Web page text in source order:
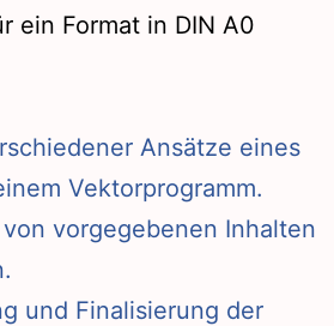
ein Format in DIN A0
Ansätze eines
Vektorprogramm.
vorgegebenen Inhalten
und Finalisierung der